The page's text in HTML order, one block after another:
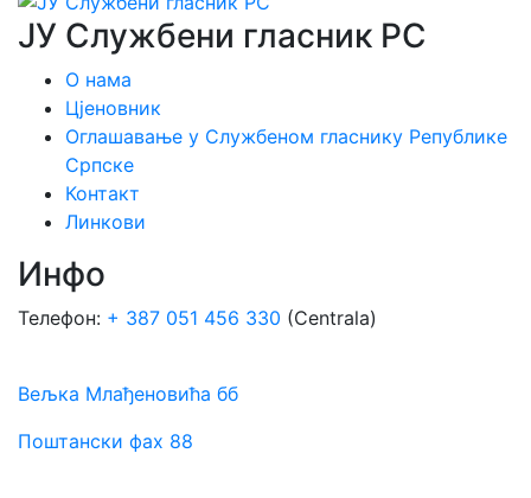
ЈУ Службени гласник РС
О нама
Цјеновник
Оглашавање у Службеном гласнику Републике
Српске
Контакт
Линкови
Инфо
Телефон: + 387 051 456 330 (Centrala)
Вељка Млађеновића бб
Поштански фах 88